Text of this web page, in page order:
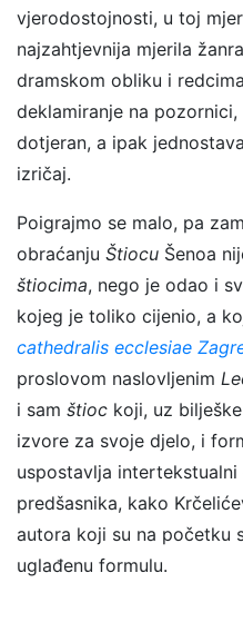
vjerodostojnosti, u toj
najzahtjevnija mjerila
dramskom obliku i
deklamiranje na
dotjeran, a ipak
izričaj.
Poigrajmo se malo, pa
obraćanju Štiocu Šenoa
štiocima, nego je odao i
kojeg je toliko cijenio, a
cathedralis ecclesiae
proslovom naslovljenim
i sam štioc koji, uz
izvore za svoje djelo, i
uspostavlja
predšasnika, kako
autora koji su na početku
uglađenu formulu.